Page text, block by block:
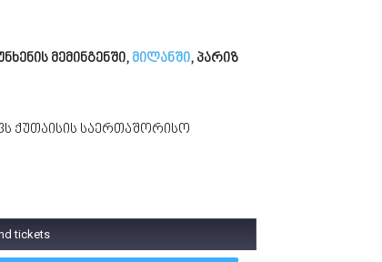
მემინგენში, მილანში, პარიზ
ქუთაისის საერთაშორისო
tickets